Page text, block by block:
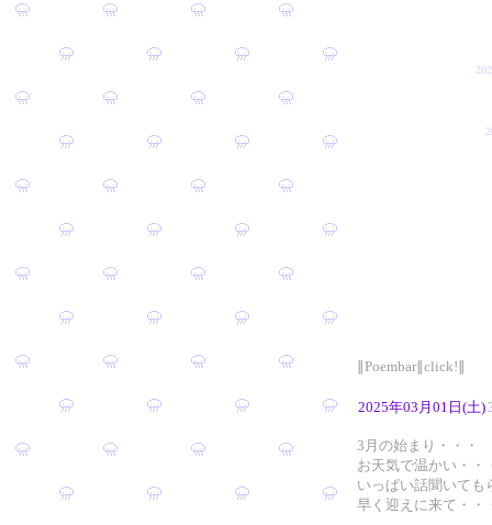
∥Poembar∥click!∥
2025年03月01日(土)
3月の始まり・・・
お天気で温かい・・
いっぱい話聞いても
早く迎えに来て・・